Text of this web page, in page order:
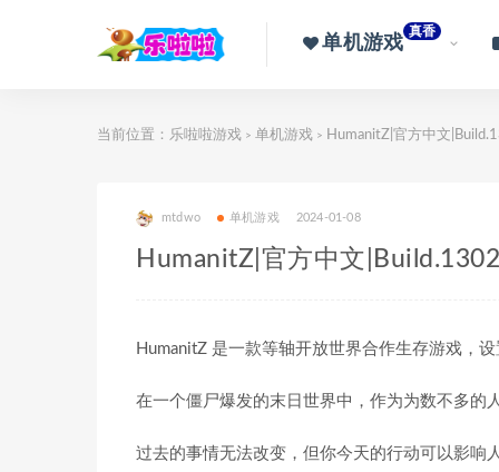
单机游戏
真香
当前位置： 乐啦啦游戏 > 单机游戏 > HumanitZ|官方中文
mtdwo 单机游戏 2024-01-08
HumanitZ|官方中文
HumanitZ 是一款等轴开放世界合作生存游戏，
在一个僵尸爆发的末日世界中，作为为数不多的
过去的事情无法改变，但你今天的行动可以影响